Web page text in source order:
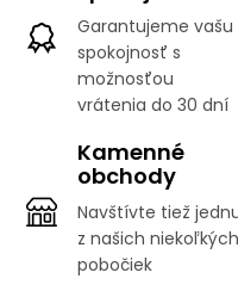
Garantujeme vašu
spokojnosť s
možnosťou
vrátenia do 30 dní
Kamenné
obchody
Navštívte tiež
z našich niekoľkých
pobočiek